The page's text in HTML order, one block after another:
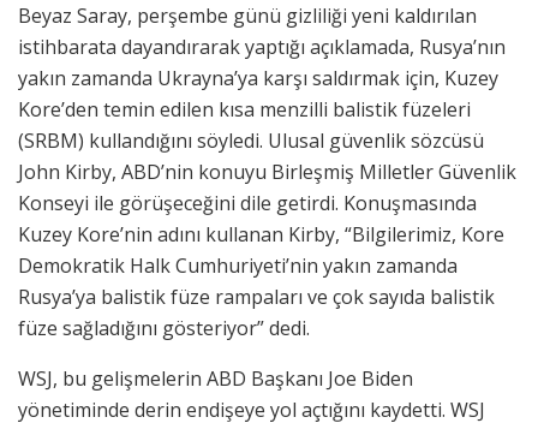
Beyaz Saray, perşembe günü gizliliği yeni kaldırılan
istihbarata dayandırarak yaptığı açıklamada, Rusya’nın
yakın zamanda Ukrayna’ya karşı saldırmak için, Kuzey
Kore’den temin edilen kısa menzilli balistik füzeleri
(SRBM) kullandığını söyledi. Ulusal güvenlik sözcüsü
John Kirby, ABD’nin konuyu Birleşmiş Milletler Güvenlik
Konseyi ile görüşeceğini dile getirdi. Konuşmasında
Kuzey Kore’nin adını kullanan Kirby, “Bilgilerimiz, Kore
Demokratik Halk Cumhuriyeti’nin yakın zamanda
Rusya’ya balistik füze rampaları ve çok sayıda balistik
füze sağladığını gösteriyor” dedi.
WSJ, bu gelişmelerin ABD Başkanı Joe Biden
yönetiminde derin endişeye yol açtığını kaydetti. WSJ